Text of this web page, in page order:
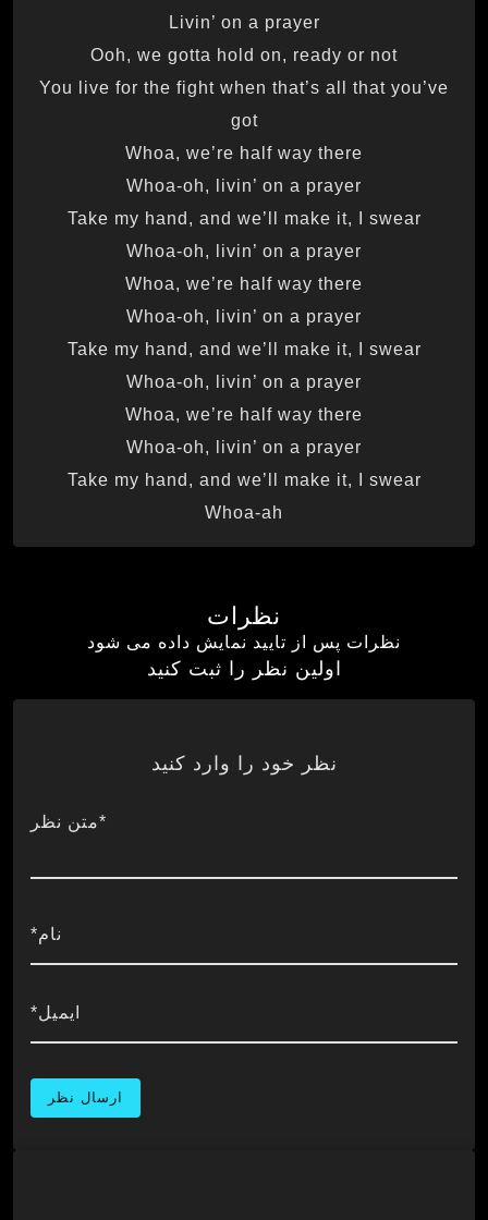
Livin’ on a prayer
Ooh, we gotta hold on, ready or not
You live for the fight when that’s all that you’ve
got
Whoa, we’re half way there
Whoa-oh, livin’ on a prayer
Take my hand, and we’ll make it, I swear
Whoa-oh, livin’ on a prayer
Whoa, we’re half way there
Whoa-oh, livin’ on a prayer
Take my hand, and we’ll make it, I swear
Whoa-oh, livin’ on a prayer
Whoa, we’re half way there
Whoa-oh, livin’ on a prayer
Take my hand, and we’ll make it, I swear
Whoa-ah
نظرات
نظرات پس از تایید نمایش داده می شود
اولین نظر را ثبت کنید
نظر خود را وارد کنید
*متن نظر
نام*
ایمیل*